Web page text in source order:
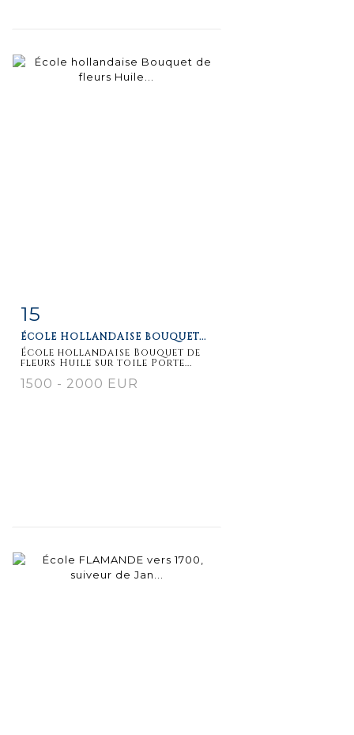
15
ÉCOLE HOLLANDAISE BOUQUET...
École hollandaise Bouquet de
fleurs Huile sur toile Porte...
1500 - 2000 EUR